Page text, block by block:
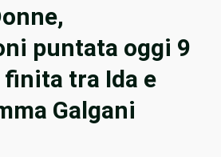
puntata oggi 9
tra Ida e
Galgani